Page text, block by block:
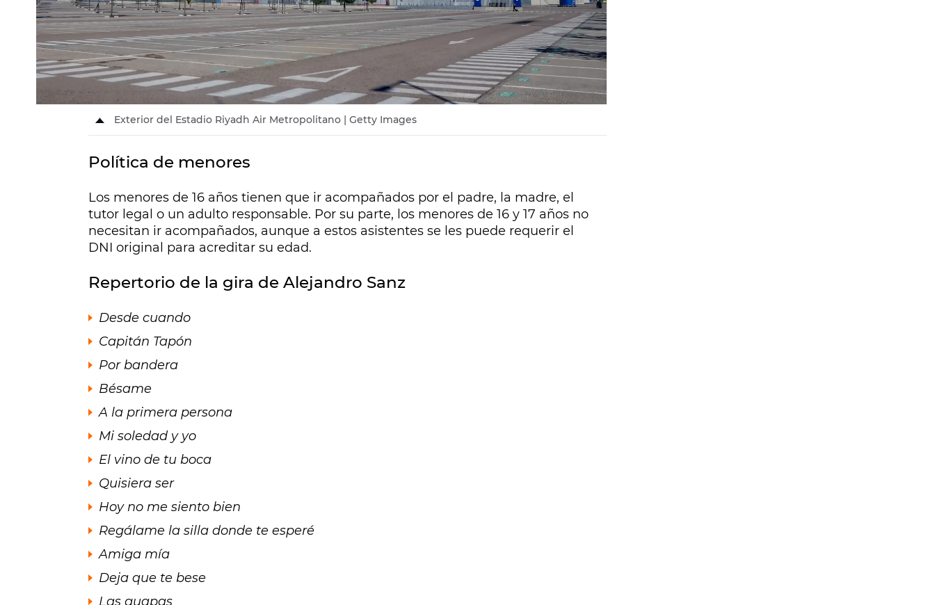
Exterior del Estadio Riyadh Air Metropolitano | Getty Images
Política de menores
Los menores de 16 años tienen que ir acompañados por el padre, la madre, el
tutor legal o un adulto responsable. Por su parte, los menores de 16 y 17 años no
necesitan ir acompañados, aunque a estos asistentes se les puede requerir el
DNI original para acreditar su edad.
Repertorio de la gira de Alejandro Sanz
Desde cuando
Capitán Tapón
Por bandera
Bésame
A la primera persona
Mi soledad y yo
El vino de tu boca
Quisiera ser
Hoy no me siento bien
Regálame la silla donde te esperé
Amiga mía
Deja que te bese
Las guapas